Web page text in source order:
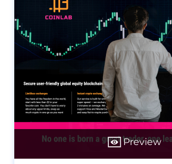
Preview